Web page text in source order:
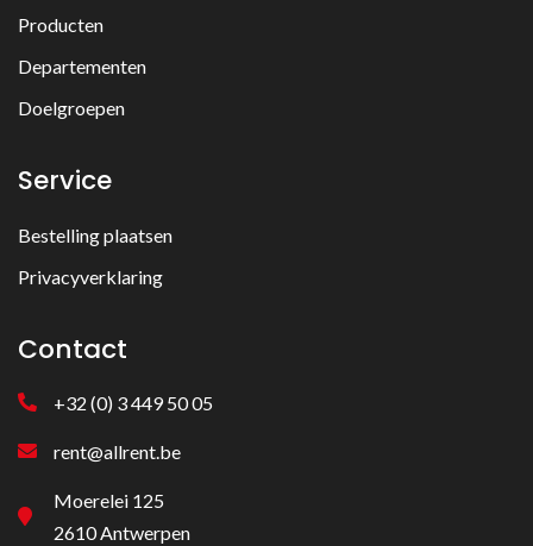
Producten
Departementen
Doelgroepen
Service
Bestelling plaatsen
Privacyverklaring
Contact
+32 (0) 3 449 50 05
rent@allrent.be
Moerelei 125
2610 Antwerpen